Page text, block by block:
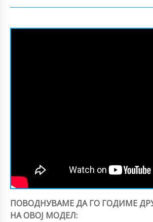
ПОВОДНУВАМЕ ДА ГО ГОДИМЕ
НА ОВОЈ МОДЕЛ: